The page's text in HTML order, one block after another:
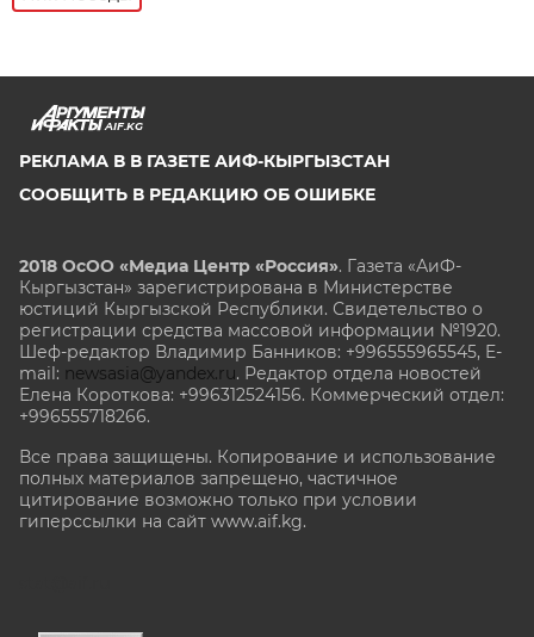
AIF.KG
РЕКЛАМА В В ГАЗЕТЕ АИФ-КЫРГЫЗСТАН
СООБЩИТЬ В РЕДАКЦИЮ ОБ ОШИБКЕ
2018 ОсОО «Медиа Центр «Россия». Газета «АиФ-
Кыргызстан» зарегистрирована в Министерстве
юстиций Кыргызской Республики. Свидетельство о
регистрации средства массовой информации №1920.
Шеф-редактор Владимир Банников: +996555965545, E-
mail: newsasia@yandex.ru. Редактор отдела новостей
Елена Короткова: +996312524156. Коммерческий отдел:
+996555718266.
Все права защищены. Копирование и использование
полных материалов запрещено, частичное
цитирование возможно только при условии
гиперссылки на сайт www.aif.kg.